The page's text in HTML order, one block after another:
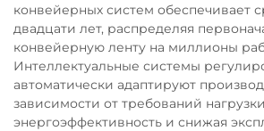
конвейерных систем обеспечивает
двадцати лет, распределяя
конвейерную ленту на миллионы
Интеллектуальные системы
автоматически адаптируют
зависимости от требований
энергоэффективность и снижая